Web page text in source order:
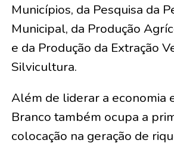
Municípios, da Pesquisa da
Municipal, da Produção
e da Produção da Extração
Silvicultura.
Além de liderar a economia
Branco também ocupa a
colocação na geração de